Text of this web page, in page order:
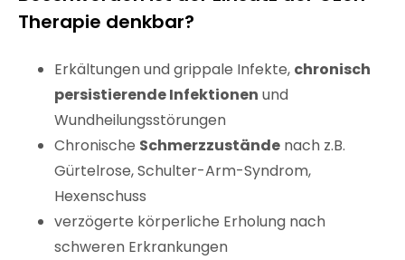
Therapie denkbar?
Erkältungen und grippale Infekte, chronisch
persistierende Infektionen und
Wundheilungsstörungen
Chronische Schmerzzuständenach z.B.
Gürtelrose, Schulter-Arm-Syndrom,
Hexenschuss
verzögerte körperliche Erholung nach
schweren Erkrankungen